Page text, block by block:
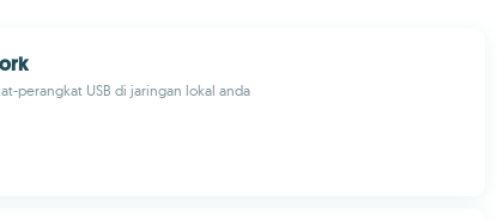
perangkat USB di jaringan lokal anda